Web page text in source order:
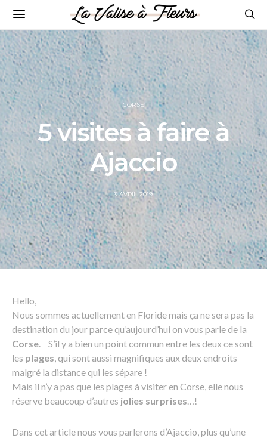
CORSE
5 visites à faire à
Ajaccio
POSTED
ON
3 AVRIL 2019
Hello,
Nous sommes actuellement en Floride mais ça ne sera pas la
destination du jour parce qu’aujourd’hui on vous parle de la
Corse. S’il y a bien un point commun entre les deux ce sont
les plages, qui sont aussi magnifiques aux deux endroits
malgré la distance qui les sépare !
Mais il n’y a pas que les plages à visiter en Corse, elle nous
réserve beaucoup d’autres jolies surprises…!
Dans cet article nous vous parlerons d’Ajaccio, plus qu’une